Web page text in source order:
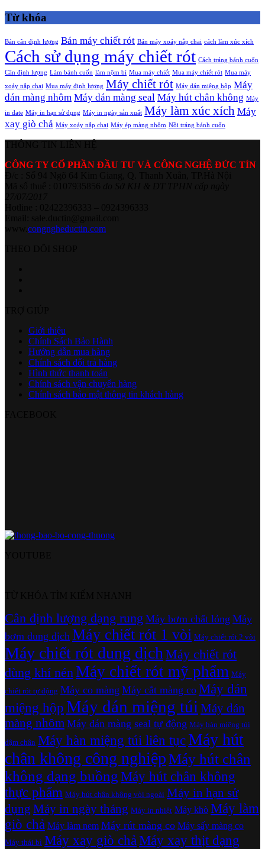
Từ khóa
Bán cân định lượng Bán máy chiết rót Bán máy xoáy nắp chai cách làm xúc xích
Cách sử dụng máy chiết rót Cách tráng bánh cuốn
Cân định lượng Làm bánh cuốn làm nộm bì Mua máy chiết Mua máy chiết rót Mua máy
xoáy nắp chai Mua máy định lượng Máy chiết rót Máy dán miệng hộp Máy
dán màng nhôm Máy dán màng seal Máy hút chân không Máy
in date Máy in hạn sử dụng Máy in ngày sản xuất Máy làm xúc xích Máy
xay giò chả Máy xoáy nắp chai Máy ép màng nhôm Nồi tráng bánh cuốn
CÔNG TY CỔ PHẦN ĐẦU TƯ VÀ CÔNG NGHỆ ĐỨC TÍN
congngheductin.com
Giới thiệu
Chính Sách Bảo Hành
Hướng dẫn mua hàng
Chính sách đổi trả hàng
Hình thức thanh toán
Chính sách vận chuyển hàng
Chính sách bảo mật thông tin khách hàng
Cân định lượng dạng rung Máy bơm chất lỏng Máy
bơm dung dịch Máy chiết rót 1 vòi Máy chiết rót 2 vòi
Máy chiết rót dung dịchMáy chiết rót
dùng khí nénMáy chiết rót mỹ phẩm Máy
chiết rót tự động Máy co màng Máy cắt màng co Máy dán
miệng hộpMáy dán miệng túi Máy dán
màng nhôm Máy dán màng seal tự động Máy hàn miệng túi
dậm chân Máy hàn miệng túi liên tụcMáy hút
chân không công nghiệpMáy hút chân
không dạng buồngMáy hút chân không
thực phẩm Máy hút chân không vòi ngoài Máy in hạn sử
dụng Máy in ngày tháng Máy in nhiệt Máy khò Máy làm
giò chả Máy làm nem Máy rút màng co Máy sấy màng co
Máy thái bì Máy xay giò chảMáy xay thịt dạng